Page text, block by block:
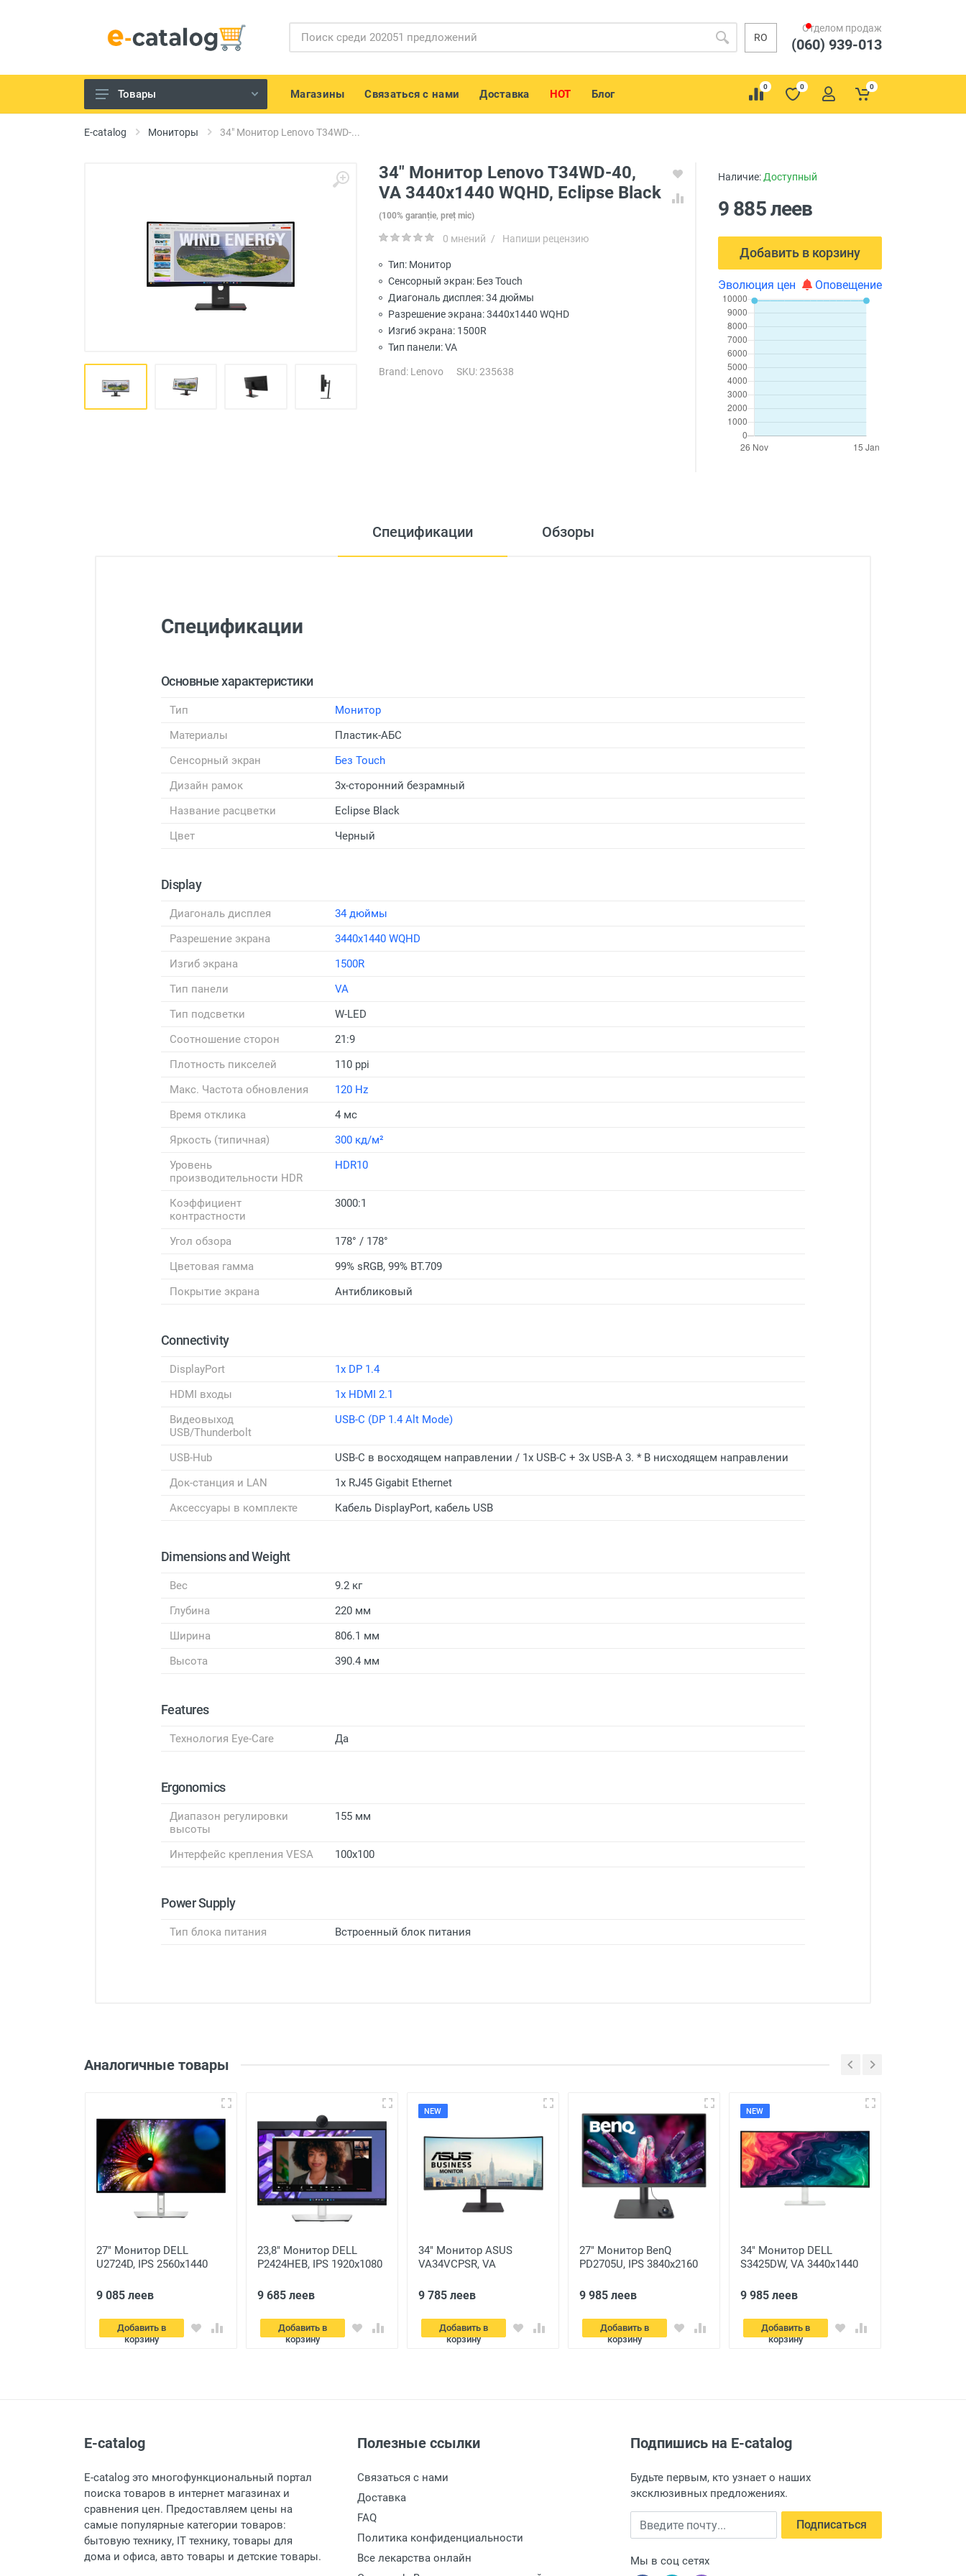
RO
Отделом продаж
(060) 939-013
Телефония и гаджеты
Бытовая техника для дома
Электроинструменты и садовая
Все для дома
Товары Магазины Связаться с нами Доставка HOT Блог
0 0 0
E-catalog Мониторы 34" Монитор Lenovo T34WD-...
34" Монитор Lenovo T34WD-40,
VA 3440x1440 WQHD, Eclipse Black
(100% garanție, preț mic)
0 мнений / Напиши рецензию
Тип: Монитор
Сенсорный экран: Без Touch
Диагональ дисплея: 34 дюймы
Разрешение экрана: 3440x1440 WQHD
Изгиб экрана: 1500R
Тип панели: VA
Brand: Lenovo SKU: 235638
Наличие: Доступный
9 885 леев
Добавить в корзину
Оповещение
Эволюция цен
Спецификации Обзоры
Спецификации
Основные характеристики
Тип
Монитор
Материалы
Пластик-АБС
Сенсорный экран
Без Touch
Дизайн рамок
3х-сторонний безрамный
Название расцветки
Eclipse Black
Цвет
Черный
Display
Диагональ дисплея
34 дюймы
Разрешение экрана
3440x1440 WQHD
Изгиб экрана
1500R
Тип панели
VA
Тип подсветки
W-LED
Соотношение сторон
21:9
Плотность пикселей
110 ppi
Макс. Частота обновления
120 Hz
Время отклика
4 мс
Яркость (типичная)
300 кд/м²
Уровень
производительности HDR
HDR10
Коэффициент
контрастности
3000:1
Угол обзора
178° / 178°
Цветовая гамма
99% sRGB, 99% BT.709
Покрытие экрана
Антибликовый
Connectivity
DisplayPort
1x DP 1.4
HDMI входы
1x HDMI 2.1
Видеовыход
USB/Thunderbolt
USB-C (DP 1.4 Alt Mode)
USB-Hub
USB-C в восходящем направлении / 1x USB-C + 3x USB-A 3. * В нисходящем направлении
Док-станция и LAN
1x RJ45 Gigabit Ethernet
Аксессуары в комплекте
Кабель DisplayPort, кабель USB
Dimensions and Weight
Вес
9.2 кг
Глубина
220 мм
Ширина
806.1 мм
Высота
390.4 мм
Features
Технология Eye-Care Да
Ergonomics
Диапазон регулировки
высоты
155 мм
Интерфейс крепления VESA 100x100
Power Supply
Тип блока питания Встроенный блок питания
Рецензия
Аналогичные товары
27" Монитор DELL
U2724D, IPS 2560x1440
9 085 леев
Добавить в
корзину
23,8" Монитор DELL
P2424HEB, IPS 1920x1080
Серебристый
9 685 леев
Добавить в
корзину
NEW
34" Монитор ASUS
VA34VCPSR, VA
Чёрный
9 785 леев
Добавить в
корзину
27" Монитор BenQ
PD2705U, IPS 3840x2160
9 985 леев
Добавить в
корзину
NEW
34" Монитор DELL
S3425DW, VA 3440x1440
9 985 леев
Добавить в
корзину
E-catalog
E-catalog это многофункциональный портал
поиска товаров в интернет магазинах и
сравнения цен. Предоставляем цены на
самые популярные категории товаров:
бытовую технику, IT технику, товары для
дома и офиса, авто товары и детские товары.
Полезные ссылки
Связаться с нами
Доставка
FAQ
Политика конфиденциальности
Все лекарства онлайн
Подпишись на E-catalog
Будьте первым, кто узнает о наших
эксклюзивных предложениях.
Введите почту Подписаться
Мы в соц сетях